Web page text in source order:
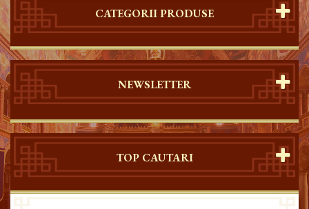
CATEGORII PRODUSE
NEWSLETTER
TOP CAUTARI